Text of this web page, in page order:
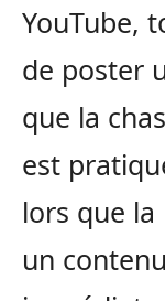
YouTube,
de poster
que la
est
lors que
un